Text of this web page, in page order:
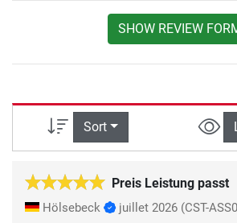
SHOW REVIEW
Sort
Preis Leistung passt
Hölsebeck juillet 2026 (CST-